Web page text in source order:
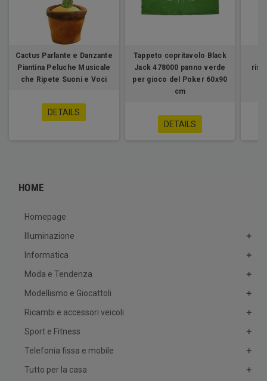
HOME
Homepage
Illuminazione
Informatica
Moda e Tendenza
Modellismo e Giocattoli
Ricambi e accessori veicoli
Sport e Fitness
Telefonia fissa e mobile
Tutto per la casa
Cactus Parlante e Danzante
Piantina Peluche Musicale
che Ripete Suoni e Voci
DETAILS
Tappeto copritavolo Black
Jack 478000 panno verde
per gioco del Poker 60x90
cm
DETAILS